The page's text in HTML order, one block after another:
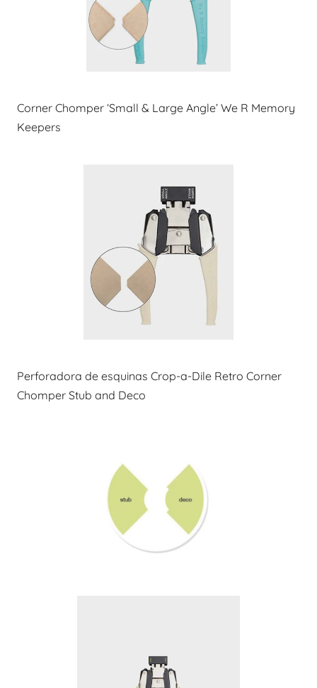
Corner Chomper ‘Small & Large Angle’ We R Memory
Keepers
Perforadora de esquinas Crop-a-Dile Retro Corner
Chomper Stub and Deco